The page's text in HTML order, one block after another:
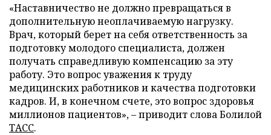
«Наставничество не должно превращаться в
дополнительную неоплачиваемую нагрузку.
Врач, который берет на себя ответственность за
подготовку молодого специалиста, должен
получать справедливую компенсацию за эту
работу. Это вопрос уважения к труду
медицинских работников и качества подготовки
кадров. И, в конечном счете, это вопрос здоровья
миллионов пациентов», – приводит слова Болилой
ТАСС.